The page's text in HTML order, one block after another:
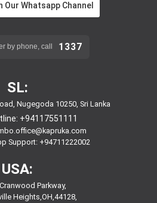
Our Whatsapp Channel
by phone, call 1337
SL:
Nugegoda 10250, Sri Lanka
+94117551111
Support: +94711222002
USA:
Parkway,
Heights,OH,44128,